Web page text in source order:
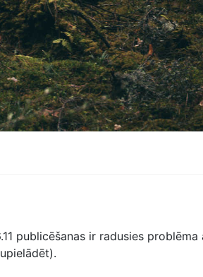
publicēšanas ir radusies